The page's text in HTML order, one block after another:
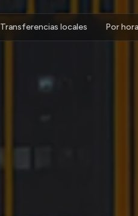
Transferencias locales Por